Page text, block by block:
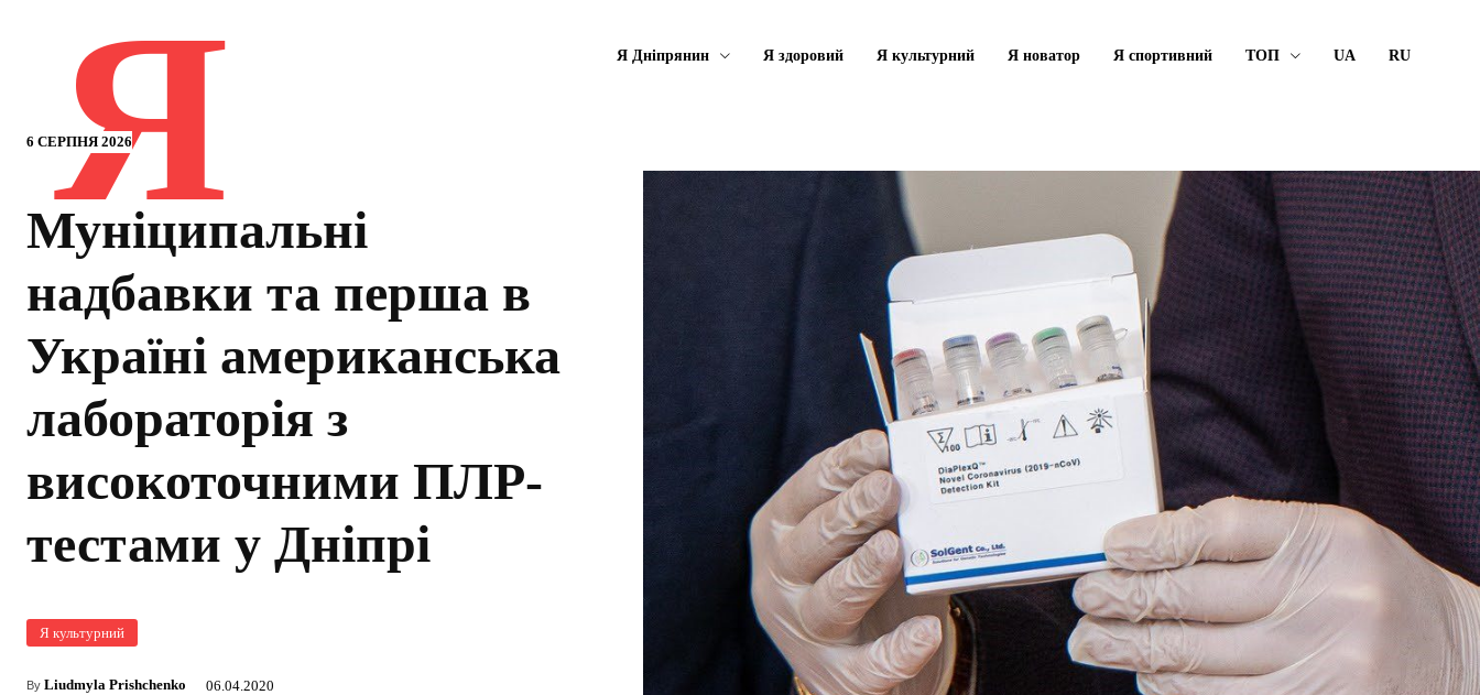
6 СЕРПНЯ 2026
Я Я Дніпрянин Я здоровий Я культурний Я новатор Я спортивний ТОП UA RU
Муніципальні
надбавки та перша в
Україні американська
лабораторія з
високоточними ПЛР-
тестами у Дніпрі
Я культурний
By Liudmyla Prishchenko 06.04.2020